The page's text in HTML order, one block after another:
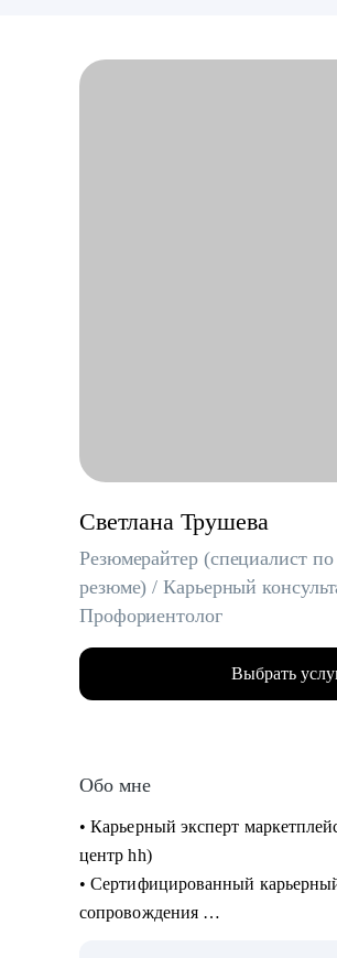
Светлана Трушева
Резюмерайтер (специалист по
резюме) / Карьерный
Профориентолог
Выбрать
Обо мне
• Карьерный эксперт маркетплейса hh более 3, 5 лет (с лета 2022 года,
центр hh)
• Cертифицированный
сопровождения